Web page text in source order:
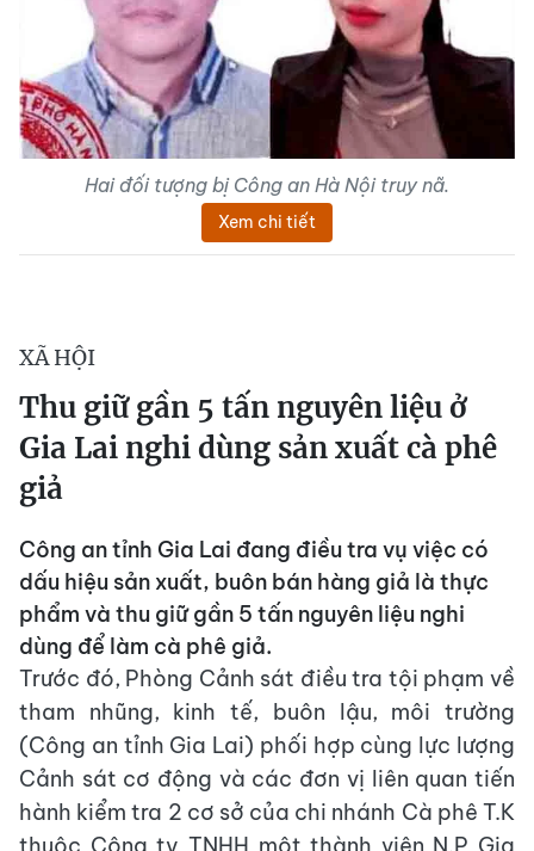
Hai đối tượng bị Công an Hà Nội truy nã.
Xem chi tiết
XÃ HỘI
Thu giữ gần 5 tấn nguyên liệu ở
Gia Lai nghi dùng sản xuất cà phê
giả
Công an tỉnh Gia Lai đang điều tra vụ việc có
dấu hiệu sản xuất, buôn bán hàng giả là thực
phẩm và thu giữ gần 5 tấn nguyên liệu nghi
dùng để làm cà phê giả.
Trước đó, Phòng Cảnh sát điều tra tội phạm về
tham nhũng, kinh tế, buôn lậu, môi trường
(Công an tỉnh Gia Lai) phối hợp cùng lực lượng
Cảnh sát cơ động và các đơn vị liên quan tiến
hành kiểm tra 2 cơ sở của chi nhánh Cà phê T.K